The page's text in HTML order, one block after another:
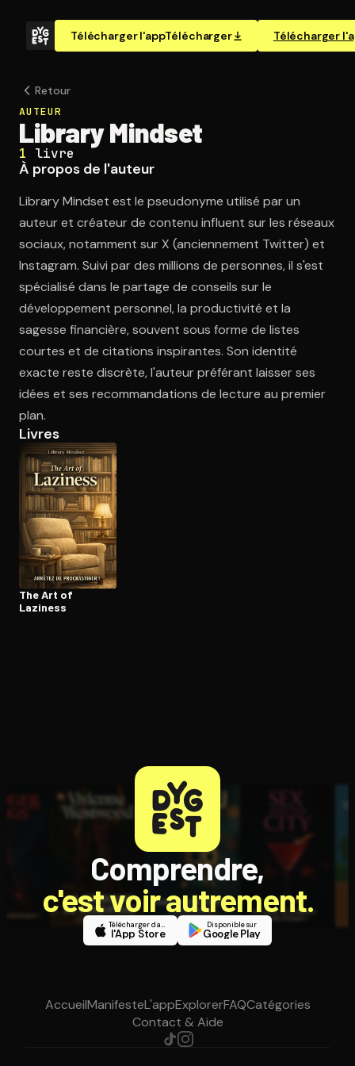
Télécharger l'appTélécharger Télécharger
Retour
AUTEUR
Library Mindset
1 livre
À propos de l'auteur
Library Mindset est le pseudonyme utilisé par un
auteur et créateur de contenu influent sur les réseaux
sociaux, notamment sur X (anciennement Twitter) et
Instagram. Suivi par des millions de personnes, il s'est
spécialisé dans le partage de conseils sur le
développement personnel, la productivité et la
sagesse financière, souvent sous forme de listes
courtes et de citations inspirantes. Son identité
exacte reste discrète, l'auteur préférant laisser ses
idées et ses recommandations de lecture au premier
plan.
Livres
The Art of
Laziness
Comprendre,
c'est voir autrement.
Télécharger dans
l'App Store
Disponible sur
Google Play
AccueilManifesteL'appExplorerFAQCatégories
Contact & Aide